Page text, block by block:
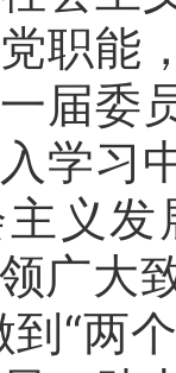
职能
届委
学习
义
广大
到“两